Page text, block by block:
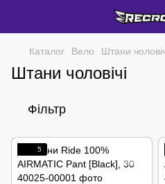
Каталог Вело Штани
Штани чоловічі
Фільтр
5